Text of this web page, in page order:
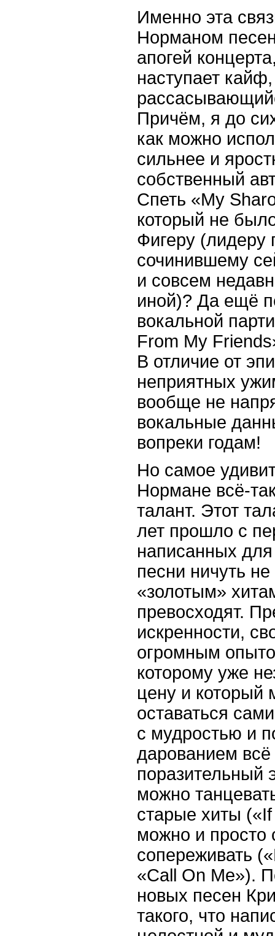
Именно эта
Норманом
апогей
наступает
Причём, я до
как можно
сильнее и
собственный
Спеть «My
который не
Фигеру (лидеру
сочинившему
и совсем
иной)? Да ещё
вокальной
From My
В отличие от
неприятных
вообще не
вокальные
вопреки годам!
Но самое
Нормане всё-
талант. Этот
лет прошло с
написанных
песни ничуть
«золотым»
превосходят.
искренности,
огромным
которому уже
цену и который
оставаться
с мудростью и
дарованием всё
поразительный
можно
старые хиты
можно и просто
сопереживать
«Call On Me»).
новых песен
такого, что